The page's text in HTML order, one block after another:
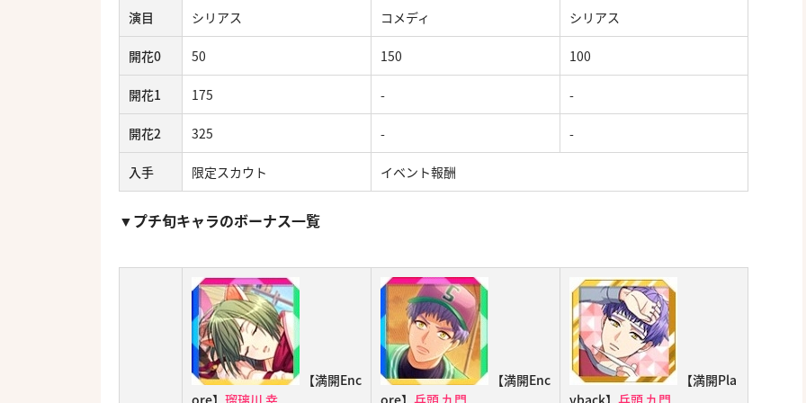
演目 シリアス コメディ シリアス
開花0 50 150 100
開花1 175 - -
開花2 325 - -
入手 限定スカウト イベント報酬
▼プチ旬キャラのボーナス一覧
【満開Enc
ore】 瑠璃川 幸
【満開Enc
ore】 兵頭 九門
【満開Pla
yback】 兵頭 九門